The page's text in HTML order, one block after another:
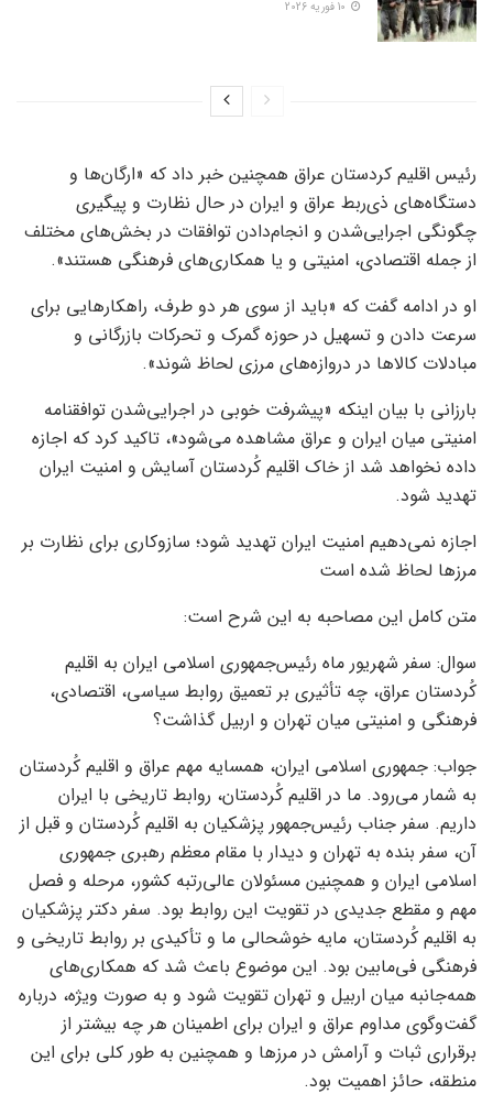
رئیس اقلیم کردستان عراق همچنین خبر داد که «ارگان‌ها و
دستگاه‌های ذی‌ربط عراق و ایران در حال نظارت و پیگیری
چگونگی اجرایی‌شدن و انجام‌دادن توافقات در بخش‌های مختلف
از جمله اقتصادی، امنیتی و یا همکاری‌های فرهنگی هستند».
او در ادامه گفت که «باید از سوی هر دو طرف، راهکارهایی برای
سرعت دادن و تسهیل در حوزه گمرک و تحرکات بازرگانی و
مبادلات کالاها در دروازه‌های مرزی لحاظ شوند».
بارزانی با بیان اینکه «پیشرفت خوبی در اجرایی‌شدن توافقنامه
امنیتی میان ایران و عراق مشاهده می‌شود»، تاکید کرد که اجازه
داده نخواهد شد از خاک اقلیم کُردستان آسایش و امنیت ایران
تهدید شود.
اجازه نمی‌دهیم امنیت ایران تهدید شود؛ سازوکاری برای نظارت بر
مرزها لحاظ شده است
متن کامل این مصاحبه به این شرح است:
سوال: سفر شهریور ماه رئیس‌جمهوری اسلامی ایران به اقلیم
کُردستان عراق، چه تأثیری بر تعمیق روابط سیاسی، اقتصادی،
فرهنگی و امنیتی میان تهران و اربیل گذاشت؟
جواب: جمهوری اسلامی ایران، همسایه مهم عراق و اقلیم کُردستان
به شمار می‌رود. ما در اقلیم کُردستان، روابط تاریخی با ایران
داریم. سفر جناب رئیس‌جمهور پزشکیان به اقلیم کُردستان و قبل از
آن، سفر بنده به تهران و دیدار با مقام معظم رهبری جمهوری
اسلامی ایران و همچنین مسئولان عالی‌رتبه کشور، مرحله و فصل
مهم و مقطع جدیدی در تقویت این روابط بود. سفر دکتر پزشکیان
به اقلیم کُردستان، مایه خوشحالی ما و تأکیدی بر روابط تاریخی و
فرهنگی فی‌مابین بود. این موضوع باعث شد که همکاری‌های
همه‌جانبه میان اربیل و تهران تقویت شود و به صورت ویژه، درباره
گفت‌وگوی مداوم عراق و ایران برای اطمینان هر چه بیشتر از
برقراری ثبات و آرامش در مرزها و همچنین به طور کلی برای این
منطقه، حائز اهمیت بود.